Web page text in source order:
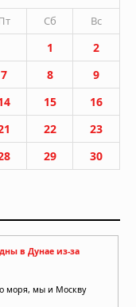
Сб Вс
1
2
7 8
9
15
16
22
23
29 30
в Дунае из-за
моря, мы и Москву